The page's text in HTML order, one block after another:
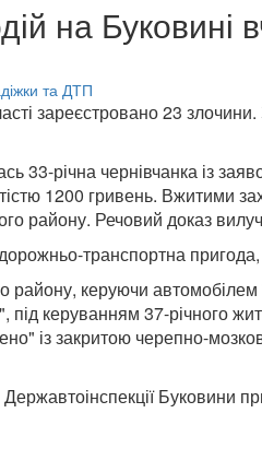
на Буковині
зареєстровано 23
33-річна чернівчанка із
1200 гривень. Вжитими
району. Речовий доказ
транспортна
району, керуючи
під керуванням 37-річного
із закритою черепно-